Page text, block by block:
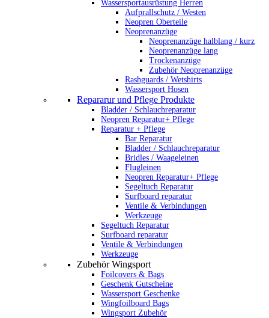
Wassersportausrüstung Herren
Aufprallschutz / Westen
Neopren Oberteile
Neoprenanzüge
Neoprenanzüge halblang / kurz
Neoprenanzüge lang
Trockenanzüge
Zubehör Neoprenanzüge
Rashguards / Wetshirts
Wassersport Hosen
Repararur und Pflege Produkte
Bladder / Schlauchreparatur
Neopren Reparatur+ Pflege
Reparatur + Pflege
Bar Reparatur
Bladder / Schlauchreparatur
Bridles / Waageleinen
Flugleinen
Neopren Reparatur+ Pflege
Segeltuch Reparatur
Surfboard reparatur
Ventile & Verbindungen
Werkzeuge
Segeltuch Reparatur
Surfboard reparatur
Ventile & Verbindungen
Werkzeuge
Zubehör Wingsport
Foilcovers & Bags
Geschenk Gutscheine
Wassersport Geschenke
Wingfoilboard Bags
Wingsport Zubehör